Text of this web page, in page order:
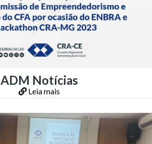
ADM Notícias
Leia mais